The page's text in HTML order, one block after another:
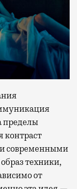
пределы
контраст
современными
техники,
от